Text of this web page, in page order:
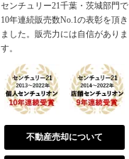
センチュリー21千葉・茨城部門で
10年連続販売数No.1の表彰を頂き
ました。販売力には自信がありま
す。
不動産売却について